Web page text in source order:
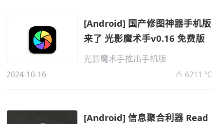
[Android] 国产修图神器手机版
来了 光影魔术手v0.16 免费版
光影魔术手推出手机版
2024-10-16 6211 ℃
[Android] 信息聚合利器 Read